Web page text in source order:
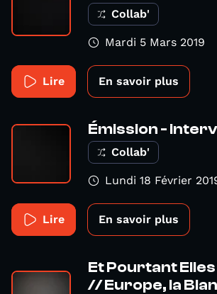
Collab'
Mardi 5 Mars 2019
Lire En savoir plus
Émission -
Collab'
Lundi 18 Février
Lire En savoir plus
Et Pourtant
// Europe, la